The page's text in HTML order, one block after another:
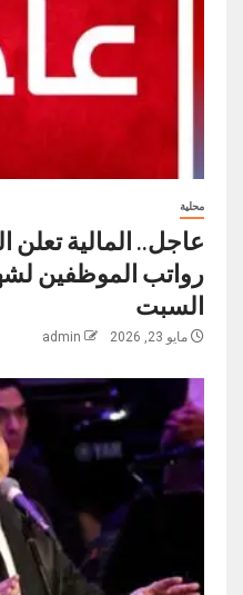
محلية
عاجل.. المالية تعلن
رواتب ‏الموظفين
السبت
مايو 23, 2026 admin